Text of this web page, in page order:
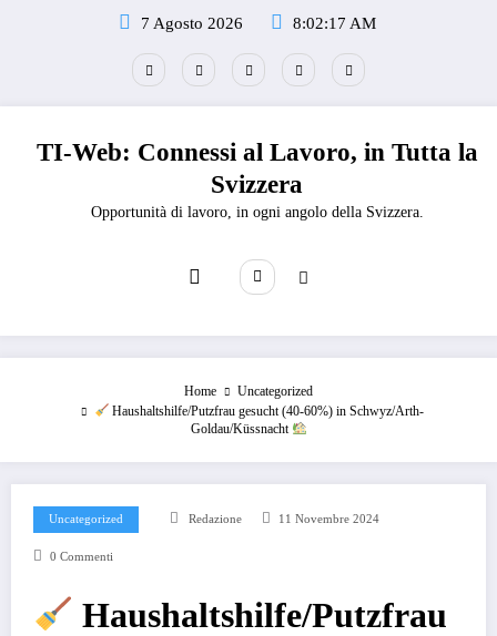
7 Agosto 2026 8:02:17 AM
TI-Web: Connessi al Lavoro, in Tutta la
Svizzera
Opportunità di lavoro, in ogni angolo della Svizzera.
Home
Uncategorized
Haushaltshilfe/Putzfrau gesucht (40-60%) in Schwyz/Arth-
Goldau/Küssnacht
Uncategorized Redazione 11 Novembre 2024
0 Commenti
Haushaltshilfe/Putzfrau